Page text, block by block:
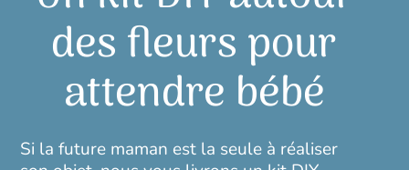
des fleurs pour
attendre bébé
Si la future maman est la seule à réaliser